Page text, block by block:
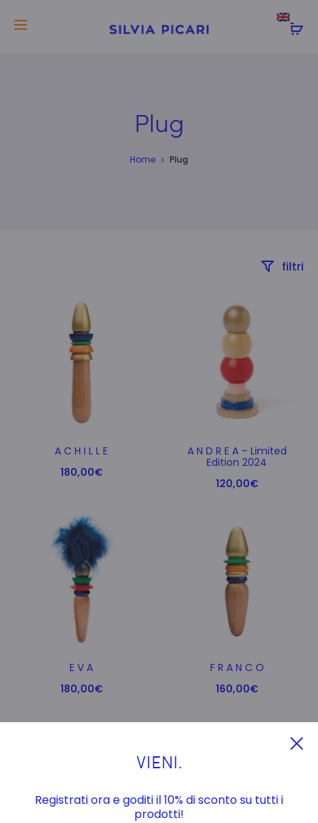
Plug
Home Plug
filtri
A C H I L L E
180,00€
A N D R E A – Limited
Edition 2024
120,00€
E V A
180,00€
F R A N C O
160,00€
VIENI.
Registrati ora e goditi il 10% di sconto su tutti i
prodotti!